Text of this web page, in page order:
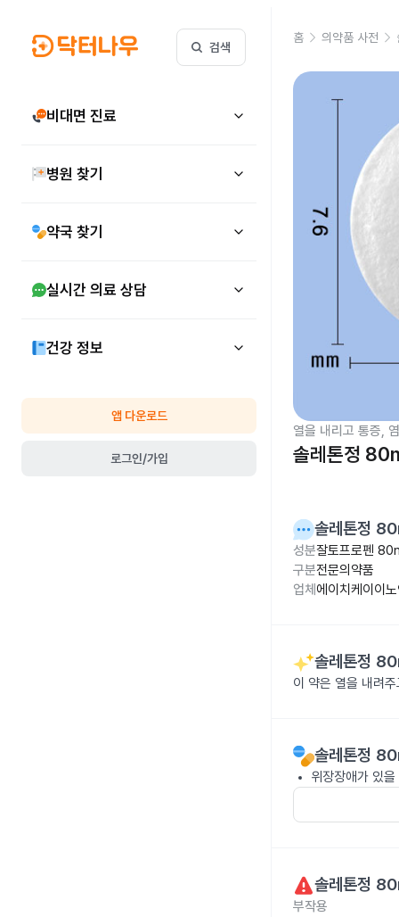
검색
비대면 진료
병원 찾기
약국 찾기
실시간 의료 상담
건강 정보
앱 다운로드
로그인/가입
홈 의약품 사전
열을 내리고 통증,
솔레톤정
솔레톤정
성분잘토프로펜
구분전문의약품
업체 에이치케이이
솔레톤정
이 약은 열을 내려
솔레톤정
위장장애가 있
솔레톤정
부작용